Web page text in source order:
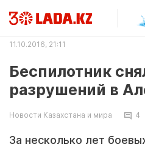
11.10.2016, 21:11
Беспилотник
разрушений в
Новости Казахстана и мира 4
За несколько лет